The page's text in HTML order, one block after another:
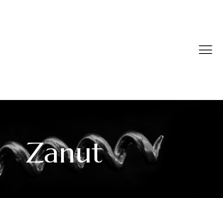
Zanut